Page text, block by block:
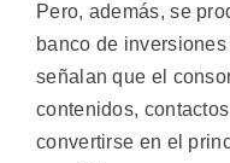
Pero, además, se
banco de
señalan que el
contenidos,
convertirse en el